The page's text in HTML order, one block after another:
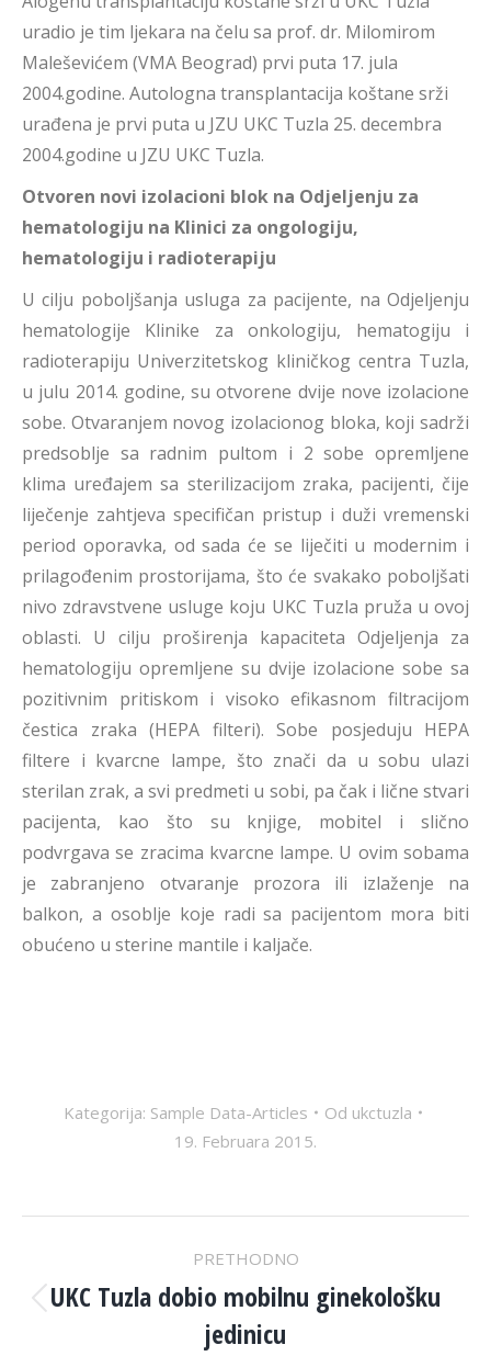
uradio je tim ljekara na čelu sa prof. dr. Milomirom
Maleševićem (VMA Beograd) prvi puta 17. jula
2004.godine. Autologna transplantacija koštane srži
urađena je prvi puta u JZU UKC Tuzla 25. decembra
2004.godine u JZU UKC Tuzla.
Otvoren novi izolacioni blok na Odjeljenju za
hematologiju na Klinici za ongologiju,
hematologiju i radioterapiju
U cilju poboljšanja usluga za pacijente, na Odjeljenju
hematologije Klinike za onkologiju, hematogiju i
radioterapiju Univerzitetskog kliničkog centra Tuzla,
u julu 2014. godine, su otvorene dvije nove izolacione
sobe. Otvaranjem novog izolacionog bloka, koji sadrži
predsoblje sa radnim pultom i 2 sobe opremljene
klima uređajem sa sterilizacijom zraka, pacijenti, čije
liječenje zahtjeva specifičan pristup i duži vremenski
period oporavka, od sada će se liječiti u modernim i
prilagođenim prostorijama, što će svakako poboljšati
nivo zdravstvene usluge koju UKC Tuzla pruža u ovoj
oblasti. U cilju proširenja kapaciteta Odjeljenja za
hematologiju opremljene su dvije izolacione sobe sa
pozitivnim pritiskom i visoko efikasnom filtracijom
čestica zraka (HEPA filteri). Sobe posjeduju HEPA
filtere i kvarcne lampe, što znači da u sobu ulazi
sterilan zrak, a svi predmeti u sobi, pa čak i lične stvari
pacijenta, kao što su knjige, mobitel i slično
podvrgava se zracima kvarcne lampe. U ovim sobama
je zabranjeno otvaranje prozora ili izlaženje na
balkon, a osoblje koje radi sa pacijentom mora biti
obućeno u sterine mantile i kaljače.
Kategorija: Sample Data-Articles Od ukctuzla
19. Februara 2015.
NAVIGATION
PRETHODNO
Previous
post:
UKC Tuzla dobio mobilnu ginekološku
jedinicu